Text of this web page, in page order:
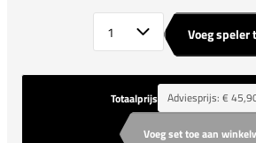
Aantal spelers
Voeg speler
Totaalprijs Adviesprijs: €
Voeg set toe aan